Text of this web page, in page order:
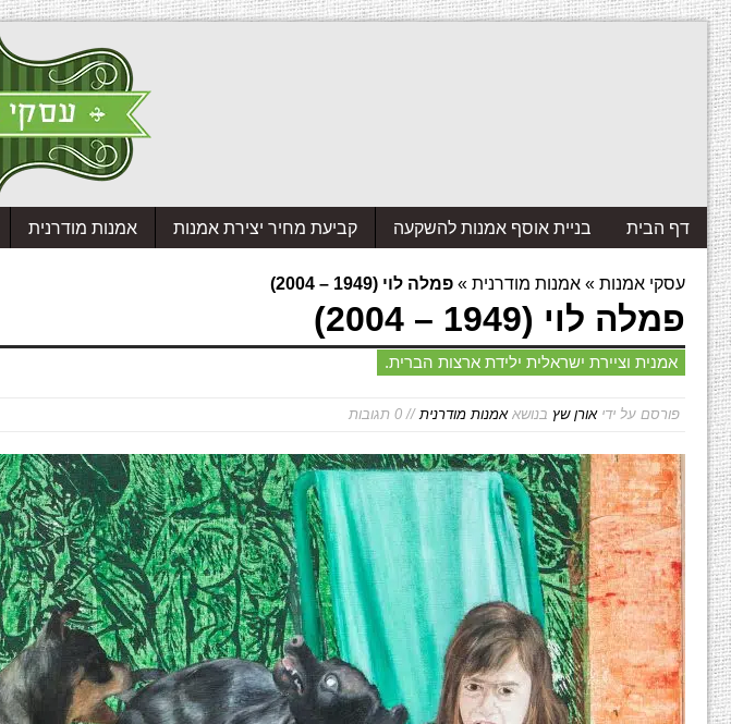
דף הבית בניית אוסף אמנות להשקעה קביעת מחיר יצירת אמנות אמנות מודרנית
עסקי אמנות » אמנות מודרנית » פמלה לוי (1949 – 2004)
פמלה לוי (1949 – 2004)
אמנית וציירת ישראלית ילידת ארצות הברית.
פורסם על ידיאורן שץ בנושאאמנות מודרנית// 0 תגובות